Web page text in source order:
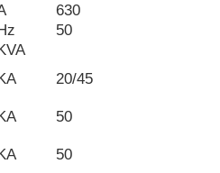
630
50
20/45
50
50